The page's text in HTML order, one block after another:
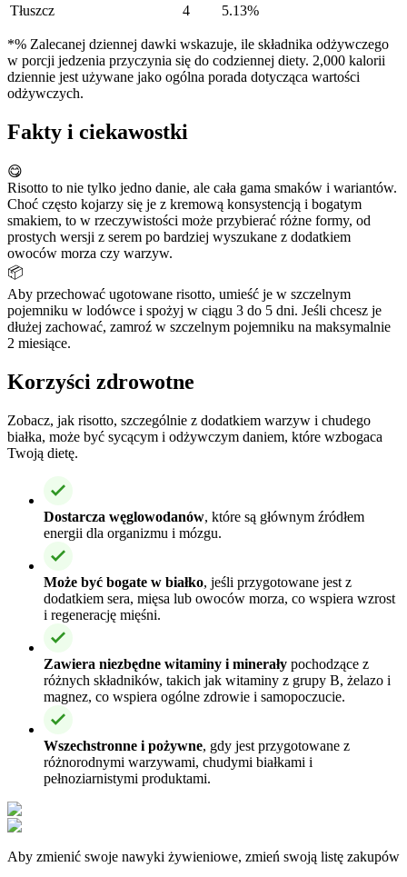
Tłuszcz
4 5.13%
*% Zalecanej dziennej dawki wskazuje, ile składnika odżywczego
w porcji jedzenia przyczynia się do codziennej diety. 2,000 kalorii
dziennie jest używane jako ogólna porada dotycząca wartości
odżywczych.
Fakty i ciekawostki
😋
Risotto to nie tylko jedno danie, ale cała gama smaków i wariantów.
Choć często kojarzy się je z kremową konsystencją i bogatym
smakiem, to w rzeczywistości może przybierać różne formy, od
prostych wersji z serem po bardziej wyszukane z dodatkiem
owoców morza czy warzyw.
📦
Aby przechować ugotowane risotto, umieść je w szczelnym
pojemniku w lodówce i spożyj w ciągu 3 do 5 dni. Jeśli chcesz je
dłużej zachować, zamroź w szczelnym pojemniku na maksymalnie
2 miesiące.
Korzyści zdrowotne
Zobacz, jak risotto, szczególnie z dodatkiem warzyw i chudego
białka, może być sycącym i odżywczym daniem, które wzbogaca
Twoją dietę.
Dostarcza węglowodanów, które są głównym źródłem
energii dla organizmu i mózgu.
Może być bogate w białko, jeśli przygotowane jest z
dodatkiem sera, mięsa lub owoców morza, co wspiera wzrost
i regenerację mięśni.
Zawiera niezbędne witaminy i minerały pochodzące z
różnych składników, takich jak witaminy z grupy B, żelazo i
magnez, co wspiera ogólne zdrowie i samopoczucie.
Wszechstronne i pożywne, gdy jest przygotowane z
różnorodnymi warzywami, chudymi białkami i
pełnoziarnistymi produktami.
Aby zmienić swoje nawyki żywieniowe, zmień swoją listę zakupów